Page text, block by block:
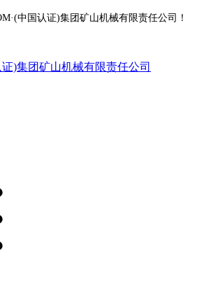
中国认证)集团矿山机械有限责任公司！